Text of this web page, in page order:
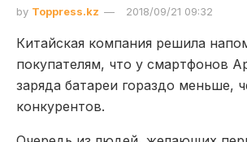
by Toppress.kz 2018/09/21 09:32
Китайская компания решила
покупателям, что у смартфонов
заряда батареи гораздо меньше,
конкурентов.